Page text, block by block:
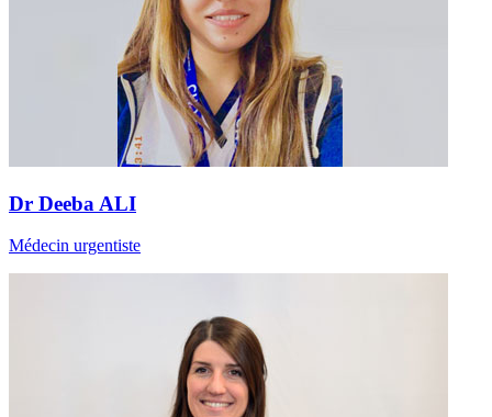
Dr Deeba ALI
Médecin urgentiste